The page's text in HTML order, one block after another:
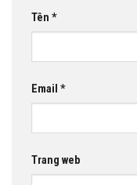
Tên *
Email *
Trang web